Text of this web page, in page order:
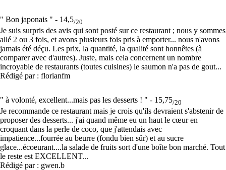
" Bon japonais " - 14,5/20
Je suis surpris des avis qui sont posté sur ce restaurant ; nous y sommes
allé 2 ou 3 fois, et avons plusieurs fois pris à emporter... nous n'avons
jamais été déçu. Les prix, la quantité, la qualité sont honnêtes (à
comparer avec d'autres). Juste, mais cela concernent un nombre
incroyable de restaurants (toutes cuisines) le saumon n'a pas de gout...
Rédigé par : florianfm
" à volonté, excellent...mais pas les desserts ! " - 15,75/20
Je recommande ce restaurant mais je crois qu'ils devraient s'abstenir de
proposer des desserts... j'ai quand même eu un haut le cœur en
croquant dans la perle de coco, que j'attendais avec
impatience...fourrée au beurre (fondu bien sûr) et au sucre
glace...écoeurant....la salade de fruits sort d'une boîte bon marché. Tout
le reste est EXCELLENT...
Rédigé par : gwen.b